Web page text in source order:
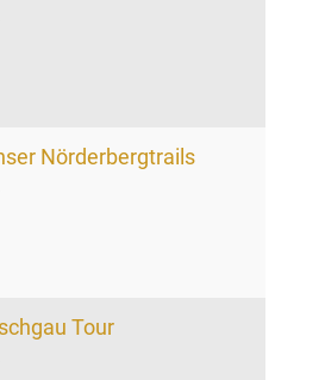
Nörderbergtrails
Tour